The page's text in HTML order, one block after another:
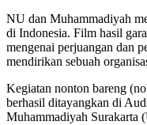
NU dan Muhammadiyah
di Indonesia. Film hasil
mengenai perjuangan dan
mendirikan sebuah
Kegiatan nonton bareng
berhasil ditayangkan di
Muhammadiyah Surakarta